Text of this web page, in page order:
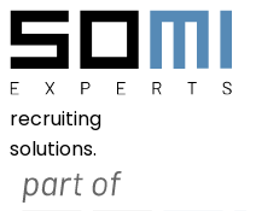
recruiting
solutions.